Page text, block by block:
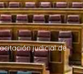
judicial de